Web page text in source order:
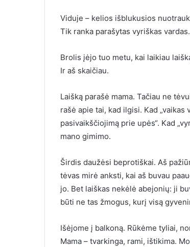
Viduje – kelios išblukusios
Tik ranka parašytas vyriškas
Brolis įėjo tuo metu, kai laikiau
Ir aš skaičiau.
Laišką parašė mama. Tačiau ne
rašė apie tai, kad ilgisi. Kad
pasivaikščiojimą prie upės“. Kad
mano gimimo.
Širdis daužėsi beprotiškai. Aš
tėvas mirė anksti, kai aš buvau
jo. Bet laiškas nekėlė abejonių: ji
būti ne tas žmogus, kurį visą
Išėjome į balkoną. Rūkėme tyliai,
Mama – tvarkinga, rami, ištikima.